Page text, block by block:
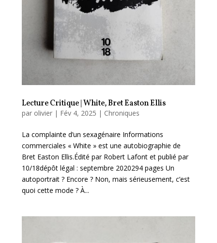
Lecture Critique | White, Bret Easton Ellis
par olivier| Fév 4, 2025 | Chroniques
La complainte d’un sexagénaire Informations
commerciales « White » est une autobiographie de
Bret Easton Ellis.Édité par Robert Lafont et publié par
10/18dépôt légal : septembre 2020294 pages Un
autoportrait ? Encore ? Non, mais sérieusement, c’est
quoi cette mode ? À...